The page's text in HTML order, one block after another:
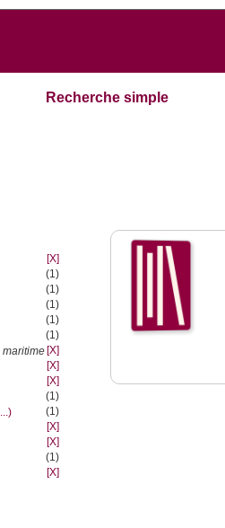
Recherche simple
[X]
(1)
(1)
(1)
(1)
(1)
maritime [X]
[X]
[X]
(1)
(1)
[X]
[X]
(1)
[X]